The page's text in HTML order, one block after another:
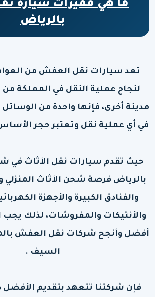
ما هي مميزات سيارة
بالرياض
تعد سيارات نقل العفش من
لنجاح عملية النقل في المملكة من
مدينة أخرى، فإنها واحدة من الوسائل
في أي عملية نقل وتعتبر حجر
حيث تقدم سيارات نقل الأثاث في
بالرياض فرصة شحن الأثاث
والفنادق الكبيرة والأجهزة
والأنتيكات والمفروشات، لذلك يجب
أفضل وأنجح شركات نقل العفش
السيف .
فإن شركتنا تتعهد بتقديم الأفضل